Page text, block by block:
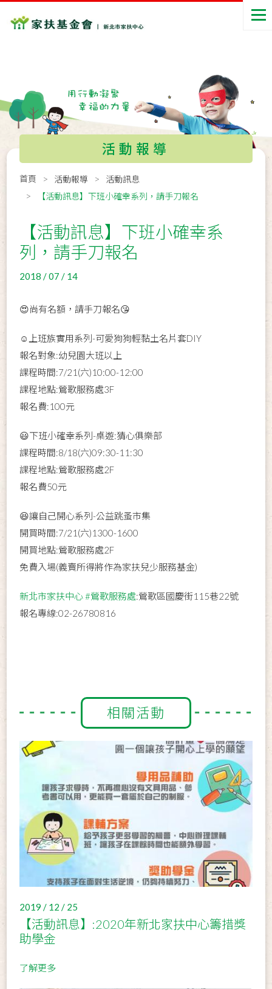
活動報導
首頁 活動報導
活動訊息
【活動訊息】下班小確幸系列，請手刀報名
【活動訊息】下班小確幸系
列，請手刀報名
2018 / 07 / 14
😍尚有名額，請手刀報名😘
☺️上班族實用系列-可愛狗狗輕黏土名片套DIY
報名對象:幼兒園大班以上
課程時間:7/21(六)10:00-12:00
課程地點:鶯歌服務處3F
報名費:100元
😃下班小確幸系列-桌遊:猜心俱樂部
課程時間:8/18(六)09:30-11:30
課程地點:鶯歌服務處2F
報名費50元
😆讓自己開心系列-公益跳蚤市集
開買時間:7/21(六)1300-1600
開買地點:鶯歌服務處2F
免費入場(義賣所得將作為家扶兒少服務基金)
新北市家扶中心#鶯歌服務處:鶯歌區國慶街115巷22號
報名專線:02-26780816
相關活動
2019 / 12 / 25
【活動訊息】:2020年新北家扶中心籌措獎
助學金
了解更多